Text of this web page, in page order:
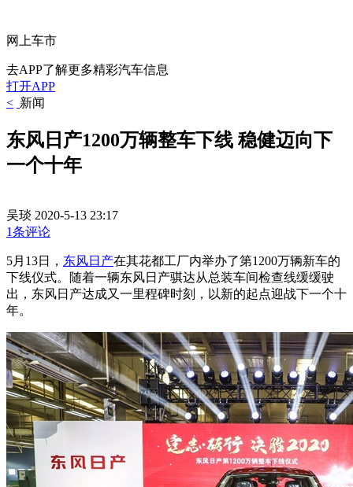
网上车市
去APP了解更多精彩汽车信息
打开APP
< 新闻
东风日产1200万辆整车下线 稳健迈向下
一个十年
吴琰 2020-5-13 23:17
1条评论
5月13日， 东风日产在其花都工厂内举办了第1200万辆新车的
下线仪式。随着一辆东风日产骐达从总装车间检查线缓缓驶
出，东风日产达成又一里程碑时刻，以新的起点迎战下一个十
年。